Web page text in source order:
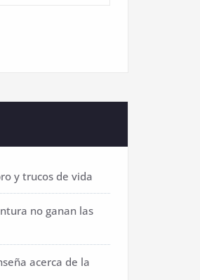
y trucos de vida
no ganan las
acerca de la